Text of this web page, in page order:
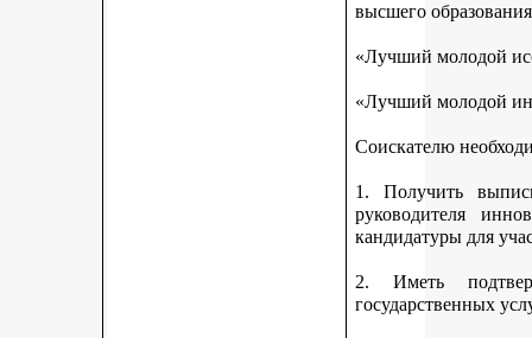
высшего
«Лучший молодой
«Лучший молодой
Соискателю
1. Получить
руководителя
кандидатуры для
2. Иметь
государственных